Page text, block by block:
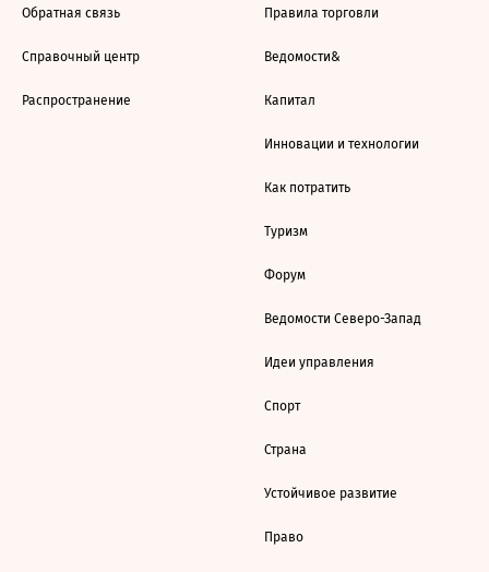
Обратная связь
Справочный центр
Распространение
Правила торговли
Ведомости&
Капитал
Инновации и технологии
Как потратить
Туризм
Форум
Ведомости Северо-Запад
Идеи управления
Спорт
Страна
Устойчивое развитие
Право